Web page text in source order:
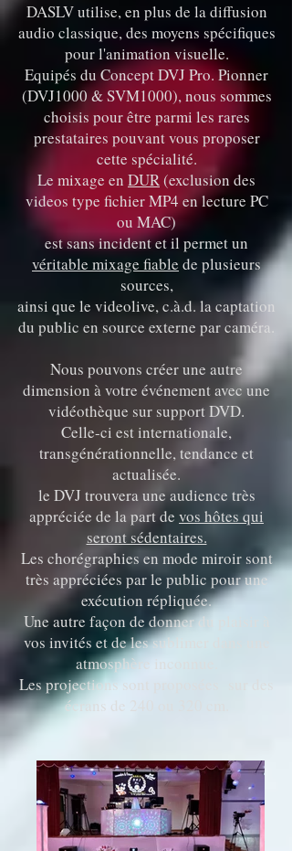
DASLV utilise, en plus de la diffusion
audio classique, des moyens spécifiques
pour l'animation visuelle.
Equipés du Concept DVJ Pro. Pionner
(DVJ1000 & SVM1000), nous sommes
choisis pour être parmi les rares
prestataires pouvant vous proposer
cette spécialité.
Le mixage en DUR(exclusion des
videos type fichier MP4 en lecture PC
ou MAC)
est sans incident et il permet un
véritable mixage fiable de plusieurs
sources,
ainsi que le videolive, c.à.d. la captation
du public en source externe par caméra.
Nous pouvons créer une autre
dimension à votre événement avec une
vidéothèque sur support DVD.
Celle-ci est internationale,
transgénérationnelle, tendance et
actualisée.
le DVJ trouvera une audience très
appréciée de la part de vos hôtes qui
seront sédentaires.
Les chorégraphies en mode miroir sont
très appréciées par le public pour une
exécution répliquée.
Une autre façon de donner du plaisir à
vos invités et de les sublimer dans une
atmosphère inconnue.
Les projections sont proposées sur des
écrans de 240 ou 320 cm.